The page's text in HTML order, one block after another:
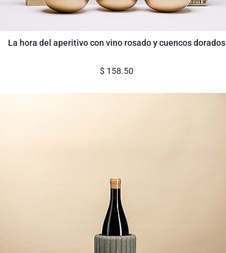
La hora del aperitivo con vino rosado y cuencos dorados
$ 158.50